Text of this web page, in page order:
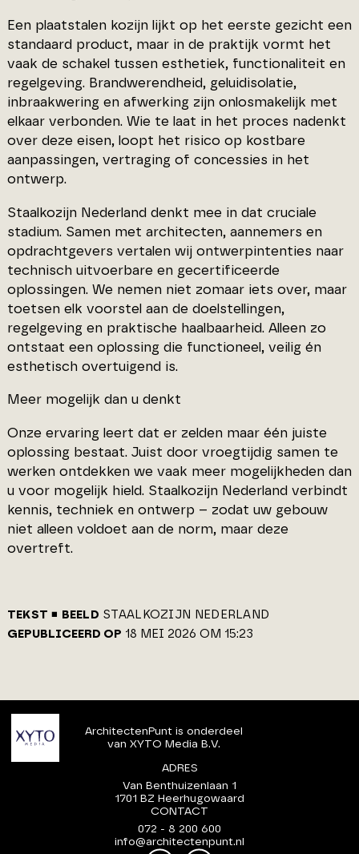
Een plaatstalen kozijn lijkt op het eerste gezicht een
standaard product, maar in de praktijk vormt het
vaak de schakel tussen esthetiek, functionaliteit en
regelgeving. Brandwerendheid, geluidisolatie,
inbraakwering en afwerking zijn onlosmakelijk met
elkaar verbonden. Wie te laat in het proces nadenkt
over deze eisen, loopt het risico op kostbare
aanpassingen, vertraging of concessies in het
ontwerp.
Staalkozijn Nederland denkt mee in dat cruciale
stadium. Samen met architecten, aannemers en
opdrachtgevers vertalen wij ontwerpintenties naar
technisch uitvoerbare en gecertificeerde
oplossingen. We nemen niet zomaar iets over, maar
toetsen elk voorstel aan de doelstellingen,
regelgeving en praktische haalbaarheid. Alleen zo
ontstaat een oplossing die functioneel, veilig én
esthetisch overtuigend is.
Meer mogelijk dan u denkt
Onze ervaring leert dat er zelden maar één juiste
oplossing bestaat. Juist door vroegtijdig samen te
werken ontdekken we vaak meer mogelijkheden dan
u voor mogelijk hield. Staalkozijn Nederland verbindt
kennis, techniek en ontwerp – zodat uw gebouw
niet alleen voldoet aan de norm, maar deze
overtreft.
TEKST BEELD STAALKOZIJN NEDERLAND
GEPUBLICEERD OP 18 MEI 2026 OM 15:23
ArchitectenPunt is onderdeel
van XYTO Media B.V.
ADRES
Van Benthuizenlaan 1
1701 BZ Heerhugowaard
CONTACT
072 - 8 200 600
info@architectenpunt.nl